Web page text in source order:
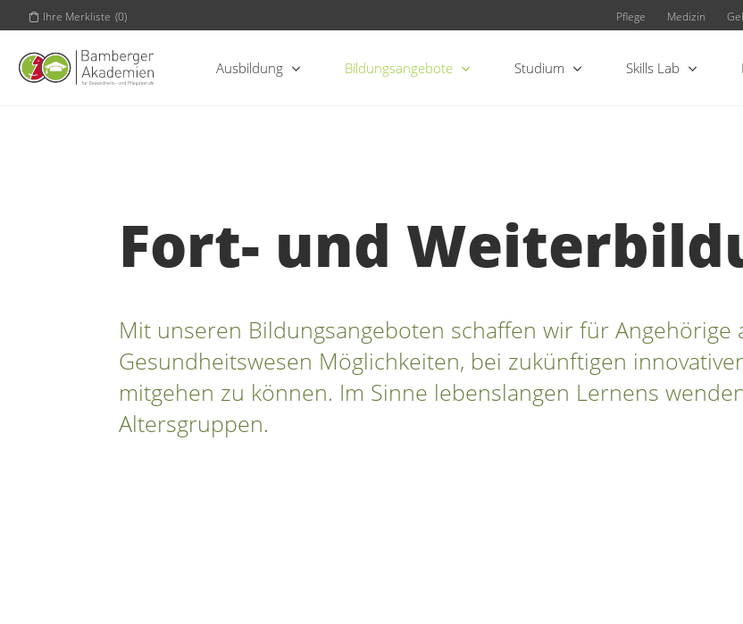
Ihre Merkliste (0) Pflege Medizin
Ausbildung Bildungsangebote Studium Skills Lab
Fort- und
Mit unseren Bildungsangeboten schaffen wir für
Gesundheitswesen Möglichkeiten, bei zukünftigen
mitgehen zu können. Im Sinne lebenslangen Lernens
Altersgruppen.